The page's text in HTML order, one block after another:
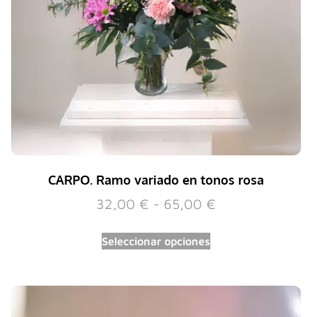
CARPO. Ramo variado en tonos rosa
32,00 € - 65,00 €
Seleccionar opciones